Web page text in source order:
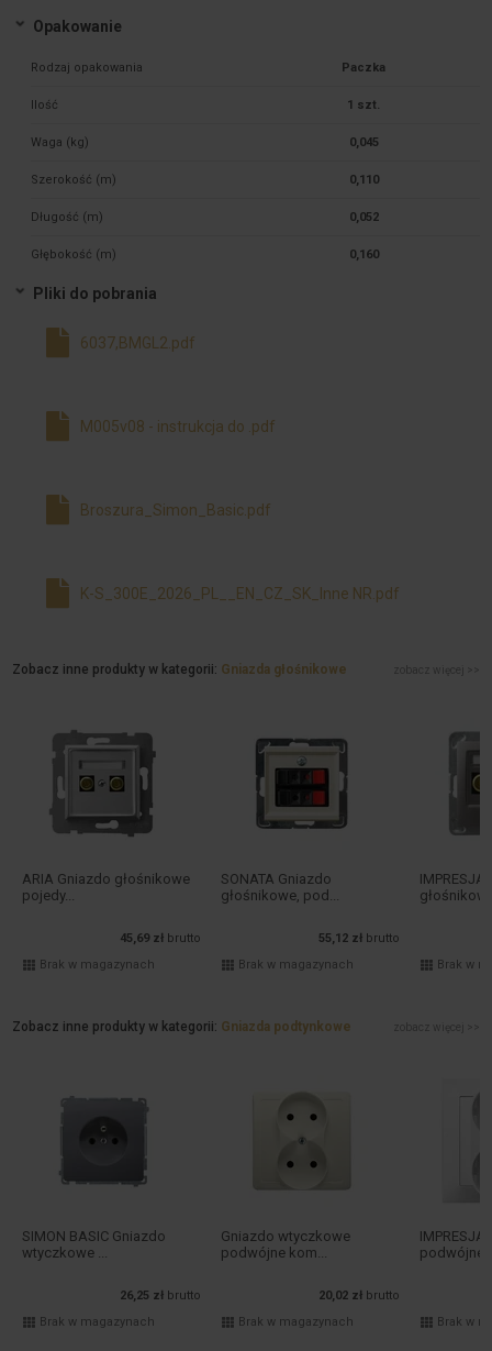
Opakowanie
Rodzaj opakowania Paczka
Ilość 1 szt.
Waga (kg) 0,045
Szerokość (m) 0,110
Długość (m) 0,052
Głębokość (m) 0,160
Pliki do pobrania
6037,BMGL2.pdf
M005v08 - instrukcja do .pdf
Broszura_Simon_Basic.pdf
K-S_300E_2026_PL__EN_CZ_SK_Inne NR.pdf
Zobacz inne produkty w kategorii: Gniazda głośnikowe zobacz więcej >>
ARIA Gniazdo głośnikowe
pojedy...
45,69 zł
brutto
Brak w magazynach
SONATA Gniazdo
głośnikowe, pod...
55,12 zł
brutto
Brak w magazynach
Brak w
Zobacz inne produkty w kategorii: Gniazda podtynkowe zobacz więcej >>
SIMON BASIC Gniazdo
wtyczkowe ...
26,25 zł
brutto
Brak w magazynach
Gniazdo wtyczkowe
podwójne kom...
20,02 zł
brutto
Brak w magazynach
podwójne
Brak w